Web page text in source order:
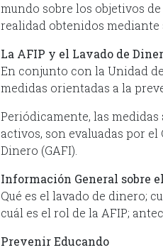
mundo sobre los objetivos
realidad obtenidos mediante
La AFIP y el Lavado de
En conjunto con la Unidad
medidas orientadas a la
Periódicamente, las
activos, son evaluadas por
Dinero (GAFI).
Información General sobre
Qué es el lavado de dinero;
cuál es el rol de la AFIP;
Prevenir Educando